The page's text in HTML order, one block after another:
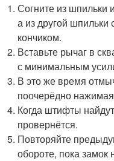
Согните из шпильки
а из другой шпильки
кончиком.
Вставьте рычаг в
с минимальным
В это же время
поочерёдно
Когда штифты
провернётся.
Повторяйте
обороте, пока замок